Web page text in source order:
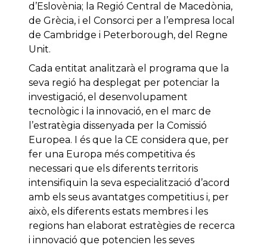
d’Eslovènia; la Regió Central de Macedònia,
de Grècia, i el Consorci per a l’empresa local
de Cambridge i Peterborough, del Regne
Unit.
Cada entitat analitzarà el programa que la
seva regió ha desplegat per potenciar la
investigació, el desenvolupament
tecnològic i la innovació, en el marc de
l’estratègia dissenyada per la Comissió
Europea. I és que la CE considera que, per
fer una Europa més competitiva és
necessari que els diferents territoris
intensifiquin la seva especialització d’acord
amb els seus avantatges competitius i, per
això, els diferents estats membres i les
regions han elaborat estratègies de recerca
i innovació que potencien les seves